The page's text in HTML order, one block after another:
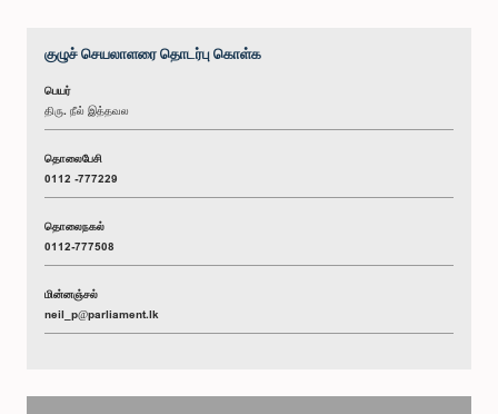
குழுச் செயலாளரை தொடர்பு கொள்க
பெயர்
திரு. நீல் இத்தவல
தொலைபேசி
0112 -777229
தொலைநகல்
0112-777508
மின்னஞ்சல்
neil_p@parliament.lk